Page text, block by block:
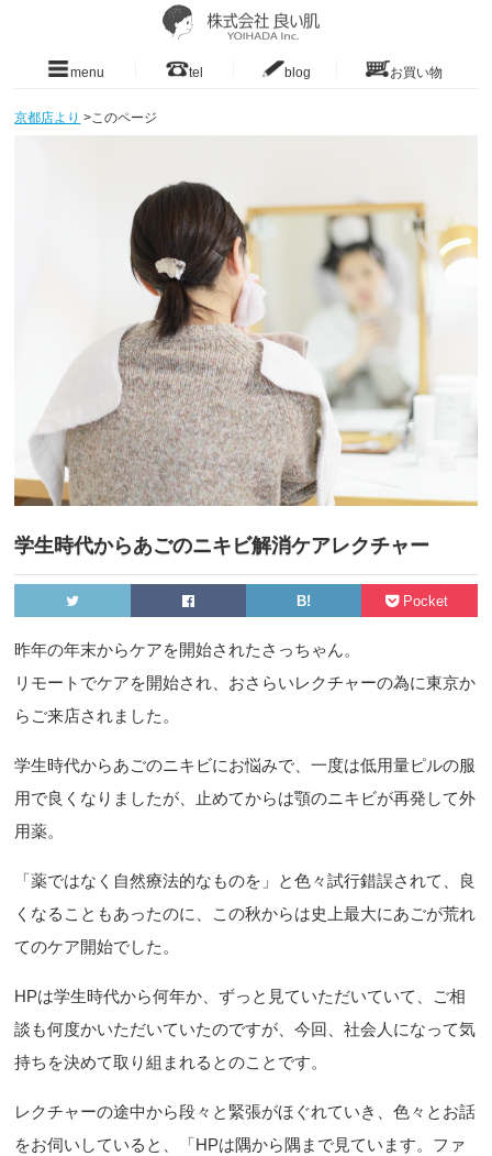
menu tel blog お買い物
京都店より >このページ
学生時代からあごのニキビ解消ケアレクチャー
B! Pocket
昨年の年末からケアを開始されたさっちゃん。
リモートでケアを開始され、おさらいレクチャーの為に東京か
らご来店されました。
学生時代からあごのニキビにお悩みで、一度は低用量ピルの服
用で良くなりましたが、止めてからは顎のニキビが再発して外
用薬。
「薬ではなく自然療法的なものを」と色々試行錯誤されて、良
くなることもあったのに、この秋からは史上最大にあごが荒れ
てのケア開始でした。
HPは学生時代から何年か、ずっと見ていただいていて、ご相
談も何度かいただいていたのですが、今回、社会人になって気
持ちを決めて取り組まれるとのことです。
レクチャーの途中から段々と緊張がほぐれていき、色々とお話
をお伺いしていると、「HPは隅から隅まで見ています。ファ